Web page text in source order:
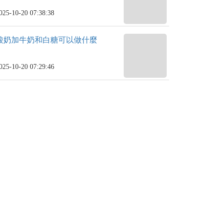
10-20 07:38:38
奶加牛奶和白糖可以做什麼
10-20 07:29:46